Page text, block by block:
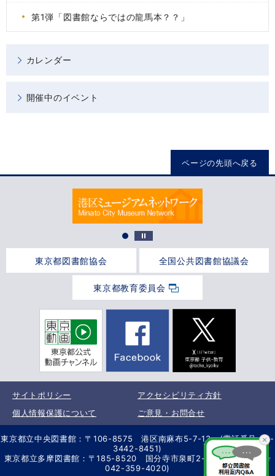
第1弾「図書館ならではの龍馬本？？」
カレンダー
開催中のイベント
ページの先頭へ戻る
東京都図書館協会 全国公共図書館協議会
東京都教育委員会
サイトポリシー
アクセシビリティ方針
個人情報保護について
ご意見・お問合せ
東京都立中央図書館：〒106-8575 港区南麻布5-7-13 (電話番号 03-
3442-8451)
東京都立多摩図書館：〒185-8520 国分寺市泉町2-2-26 (電話番号
042-359-4020)